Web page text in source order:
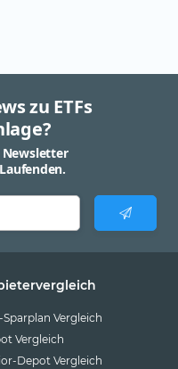
zu ETFs
Sparplan Vergleich
Vergleich
Depot Vergleich